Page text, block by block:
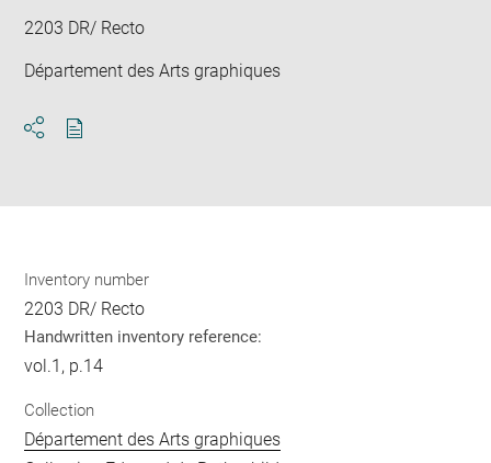
2203 DR/ Recto
Département des Arts graphiques
Inventory number
2203 DR/ Recto
Handwritten inventory reference:
vol.1, p.14
Collection
Département des Arts graphiques